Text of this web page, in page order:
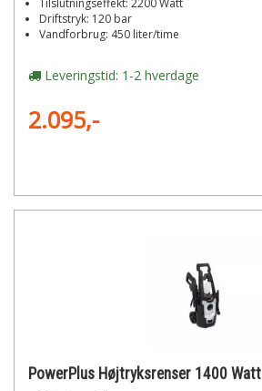
Tilslutningseffekt: 2200 Watt
Driftstryk: 120 bar
Vandforbrug: 450 liter/time
Leveringstid: 1-2 hverdage
2.095,-
PowerPlus Højtryksrenser 1400 Watt